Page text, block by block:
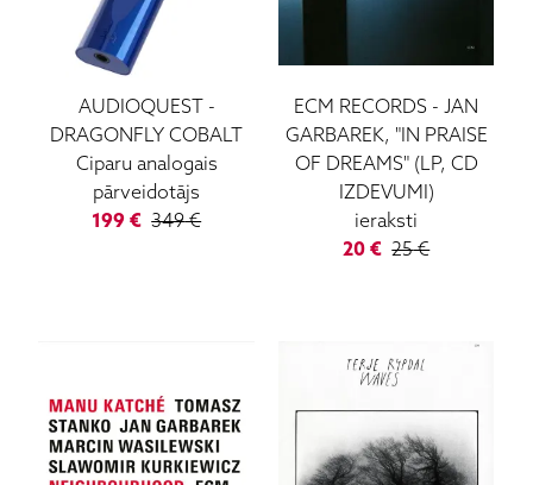
AUDIOQUEST-
DRAGONFLY COBALT
Ciparu analogais
pārveidotājs
199 € 349€
ECM RECORDS -JAN
GARBAREK, "IN PRAISE
OF DREAMS" (LP, CD
IZDEVUMI)
ieraksti
20 € 25€